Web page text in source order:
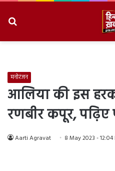
मनोरंजन
आलिया की इस
रणबीर कपूर, पढ़िए
Aarti Agravat 8 May 2023 - 12:04